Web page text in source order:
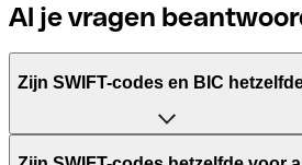
Al je vragen
Zijn SWIFT-codes en BIC